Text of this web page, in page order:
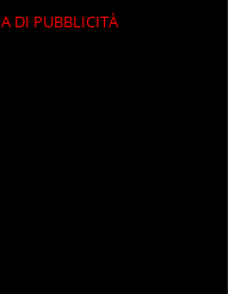
DI PUBBLICITÀ